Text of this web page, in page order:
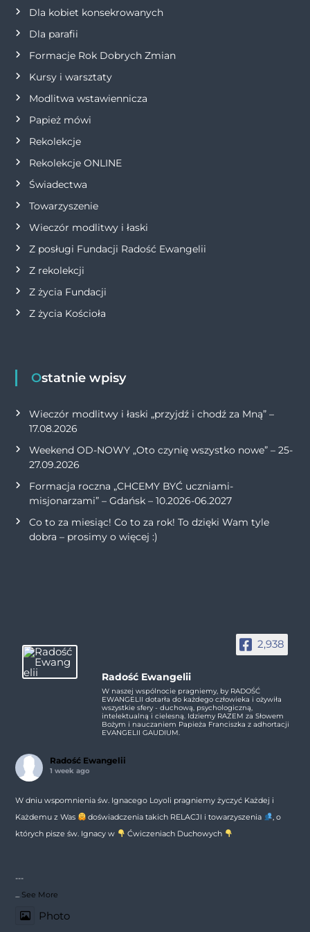
a
w
p
i
s
u
Dla kobiet konsekrowanych
Dla parafii
Formacje Rok Dobrych Zmian
Kursy i warsztaty
Modlitwa wstawiennicza
Papież mówi
Rekolekcje
Rekolekcje ONLINE
Świadectwa
Towarzyszenie
Wieczór modlitwy i łaski
Z posługi Fundacji Radość Ewangelii
Z rekolekcji
Z życia Fundacji
Z życia Kościoła
Ostatnie wpisy
Wieczór modlitwy i łaski „przyjdź i chodź za Mną” –
17.08.2026
Weekend OD-NOWY „Oto czynię wszystko nowe” – 25-
27.09.2026
Formacja roczna „CHCEMY BYĆ uczniami-
misjonarzami” – Gdańsk – 10.2026-06.2027
Co to za miesiąc! Co to za rok! To dzięki Wam tyle
dobra – prosimy o więcej :)
2,938
Radość Ewangelii
W naszej wspólnocie pragniemy, by RADOŚĆ
EWANGELII dotarła do każdego człowieka i ożywiła
wszystkie sfery - duchową, psychologiczną,
intelektualną i cielesną. Idziemy RAZEM za Słowem
Bożym i nauczaniem Papieża Franciszka z adhortacji
EVANGELII GAUDIUM.
Radość Ewangelii
1 week ago
W dniu wspomnienia św. Ignacego Loyoli pragniemy życzyć Każdej i
Każdemu z Was
doświadczenia takich RELACJI i towarzyszenia
, o
których pisze św. Ignacy w
Ćwiczeniach Duchowych
---
... See More
Photo